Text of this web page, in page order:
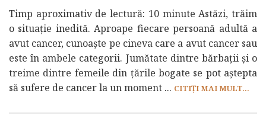
Timp aproximativ de lectură: 10 minute Astăzi, trăim
o situație inedită. Aproape fiecare persoană adultă a
avut cancer, cunoaște pe cineva care a avut cancer sau
este în ambele categorii. Jumătate dintre bărbații și o
treime dintre femeile din țările bogate se pot aștepta
să sufere de cancer la un moment ... CITIȚI MAI MULT...